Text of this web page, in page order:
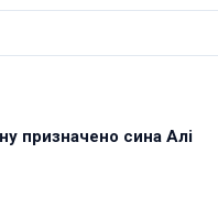
призначено сина Алі